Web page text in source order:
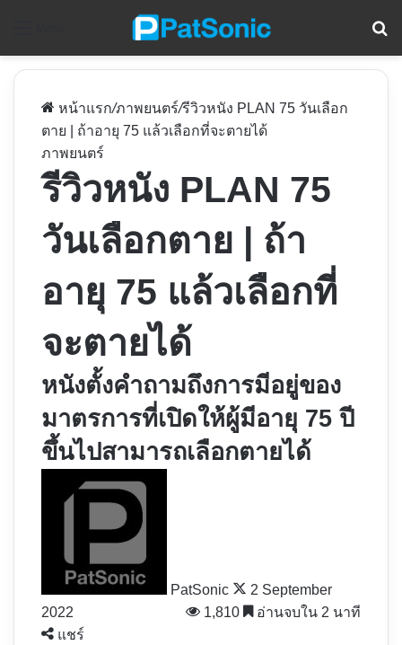
หน้าแรก/ภาพยนตร์/รีวิวหนัง PLAN 75 วันเลือก
ตาย | ถ้าอายุ 75 แล้วเลือกที่จะตายได้
ภาพยนตร์
รีวิวหนัง PLAN 75
วันเลือกตาย | ถ้า
อายุ 75 แล้วเลือกที่
จะตายได้
หนังตั้งคำถามถึงการมีอยู่ของ
มาตรการที่เปิดให้ผู้มีอายุ 75 ปี
ขึ้นไปสามารถเลือกตายได้
PatSonic
2 September
2022
1,810
อ่านจบใน 2 นาที
แชร์